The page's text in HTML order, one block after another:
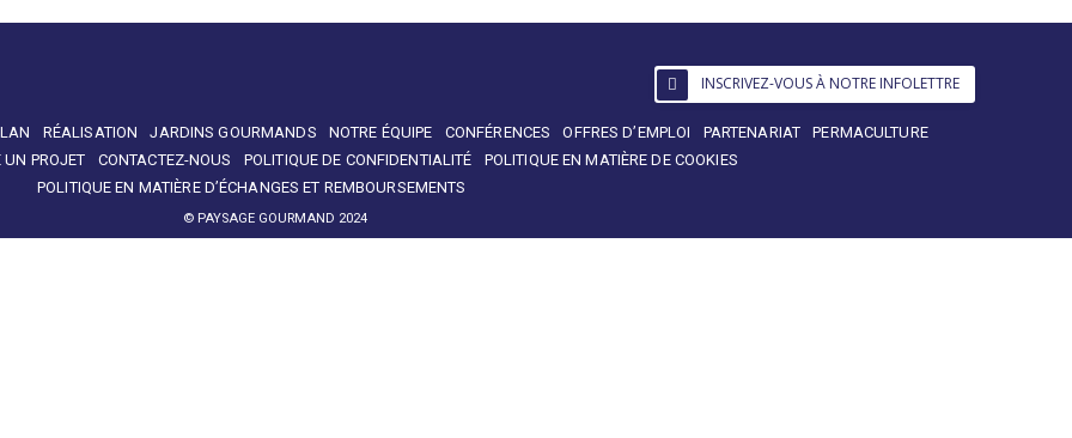
INSCRIVEZ-VOUS À NOTRE INFOLETTRE
RÉALISATION JARDINS GOURMANDS NOTRE ÉQUIPE CONFÉRENCES OFFRES D’EMPLOI PARTENARIAT
PERMACULTURE
UN PROJET
CONTACTEZ-NOUS POLITIQUE DE CONFIDENTIALITÉ
POLITIQUE EN MATIÈRE DE COOKIES
POLITIQUE EN MATIÈRE D’ÉCHANGES ET REMBOURSEMENTS
© PAYSAGE GOURMAND 2024